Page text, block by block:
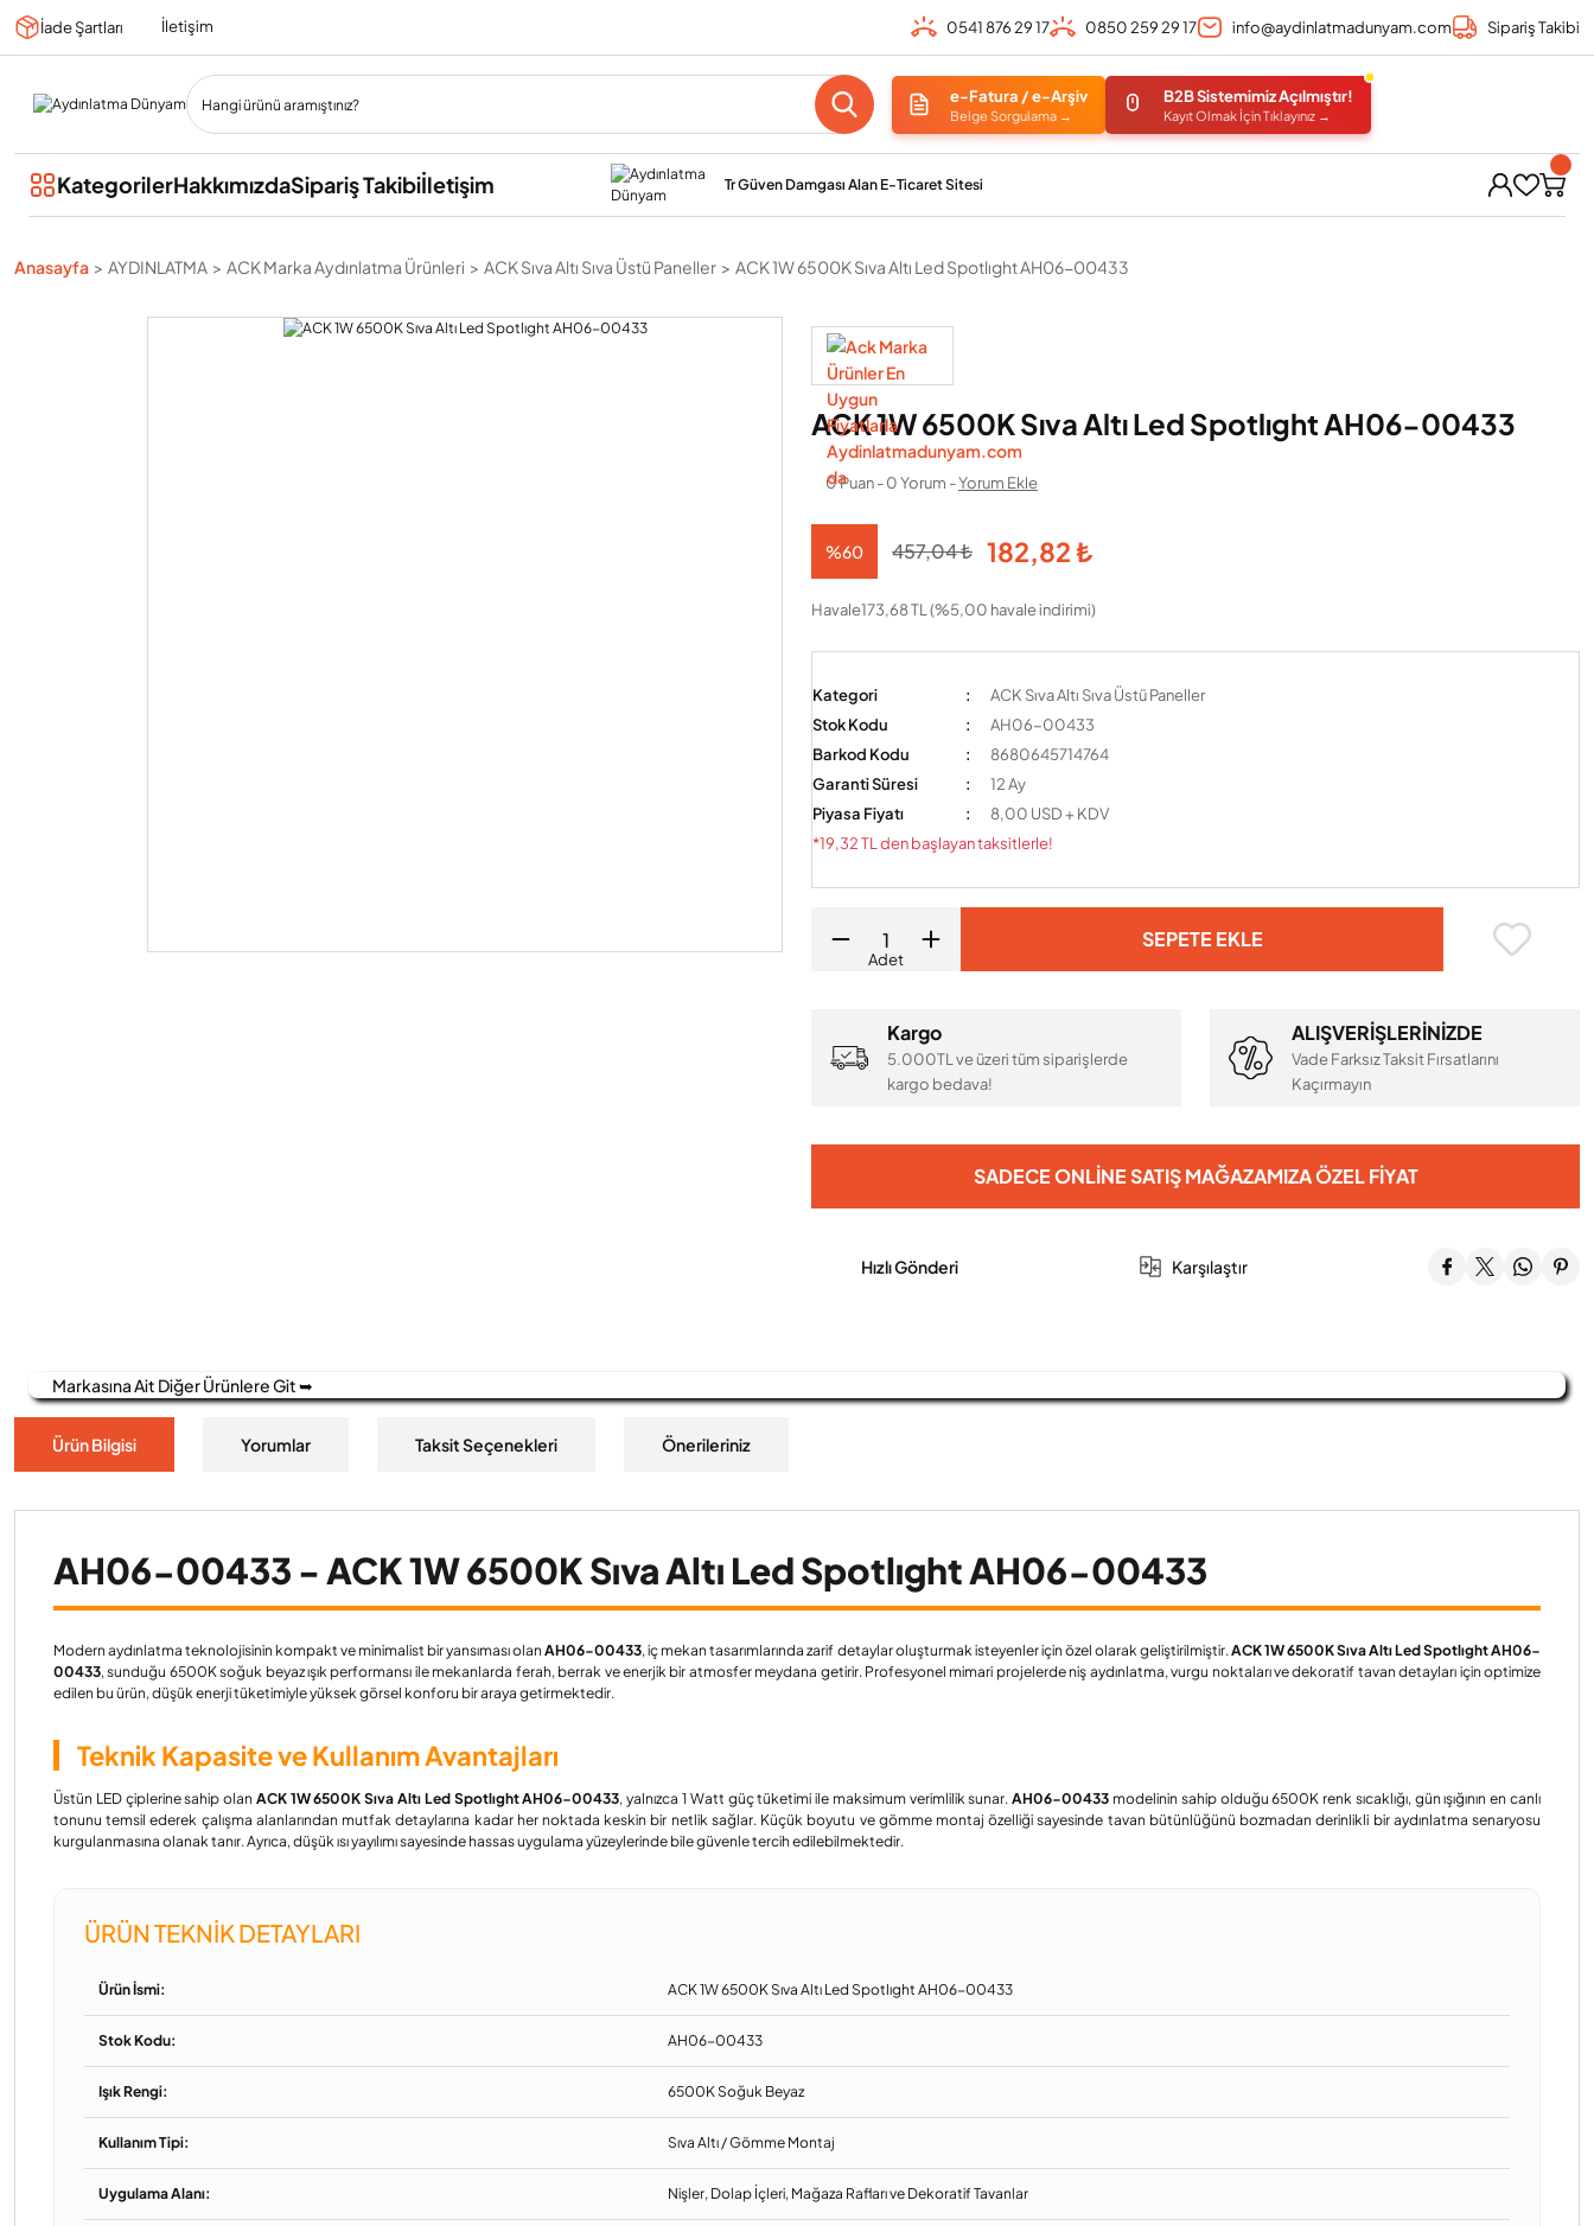
İade Şartları İletişim 0541 876 29 17 0850 259 29 17 info@aydinlatmadunyam.com Sipariş Takibi
e-Fatura / e-Arşiv
Belge Sorgulama →
B2B Sistemimiz Açılmıştır!
Kayıt Olmak İçin Tıklayınız →
KategorilerHakkımızdaSipariş Takibiİletişim Tr Güven Damgası Alan E-Ticaret Sitesi
Anasayfa AYDINLATMA ACK Marka Aydınlatma Ürünleri ACK Sıva Altı Sıva Üstü Paneller ACK 1W 6500K Sıva Altı Led Spotlıght AH06-00433
ACK 1W 6500K Sıva Altı Led Spotlıght AH06-00433
0 Puan - 0 Yorum -Yorum Ekle
%60 457,04 ₺ 182,82 ₺
Havale173,68 TL (%5,00 havale indirimi)
Kategori
ACK Sıva Altı Sıva Üstü Paneller
Stok Kodu
AH06-00433
Barkod Kodu
8680645714764
Garanti Süresi
12 Ay
Piyasa Fiyatı
8,00 USD + KDV
*19,32 TL den başlayan taksitlerle!
Adet
SEPETE EKLE
Kargo
5.000TL ve üzeri tüm siparişlerde
kargo bedava!
ALIŞVERİŞLERİNİZDE
Vade Farksız Taksit Fırsatlarını
Kaçırmayın
SADECE ONLINE SATIŞ MAĞAZAMIZA ÖZEL FIYAT
Hızlı Gönderi Karşılaştır
Markasına Ait Diğer Ürünlere Git ➥
Ürün Bilgisi Yorumlar Taksit Seçenekleri Önerileriniz
AH06-00433 - ACK 1W 6500K Sıva Altı Led Spotlıght AH06-00433
Modern aydınlatma teknolojisinin kompakt ve minimalist bir yansıması olanAH06-00433, iç mekan tasarımlarında zarif detaylar oluşturmak isteyenler için özel olarak geliştirilmiştir.ACK 1W 6500K Sıva Altı Led Spotlıght AH06-
00433, sunduğu 6500K soğuk beyaz ışık performansı ile mekanlarda ferah, berrak ve enerjik bir atmosfer meydana getirir. Profesyonel mimari projelerde niş aydınlatma, vurgu noktaları ve dekoratif tavan detayları için optimize
edilen bu ürün, düşük enerji tüketimiyle yüksek görsel konforu bir araya getirmektedir.
Teknik Kapasite ve Kullanım Avantajları
Üstün LED çiplerine sahip olan ACK 1W 6500K Sıva Altı Led Spotlıght AH06-00433, yalnızca 1 Watt güç tüketimi ile maksimum verimlilik sunar.AH06-00433 modelinin sahip olduğu 6500K renk sıcaklığı, gün ışığının en canlı
tonunu temsil ederek çalışma alanlarından mutfak detaylarına kadar her noktada keskin bir netlik sağlar. Küçük boyutu ve gömme montaj özelliği sayesinde tavan bütünlüğünü bozmadan derinlikli bir aydınlatma senaryosu
kurgulanmasına olanak tanır. Ayrıca, düşük ısı yayılımı sayesinde hassas uygulama yüzeylerinde bile güvenle tercih edilebilmektedir.
ÜRÜN TEKNIK DETAYLARI
Ürün İsmi: ACK 1W 6500K Sıva Altı Led Spotlıght AH06-00433
Stok Kodu: AH06-00433
Işık Rengi: 6500K Soğuk Beyaz
Kullanım Tipi: Sıva Altı / Gömme Montaj
Uygulama Alanı: Nişler, Dolap İçleri, Mağaza Rafları ve Dekoratif Tavanlar